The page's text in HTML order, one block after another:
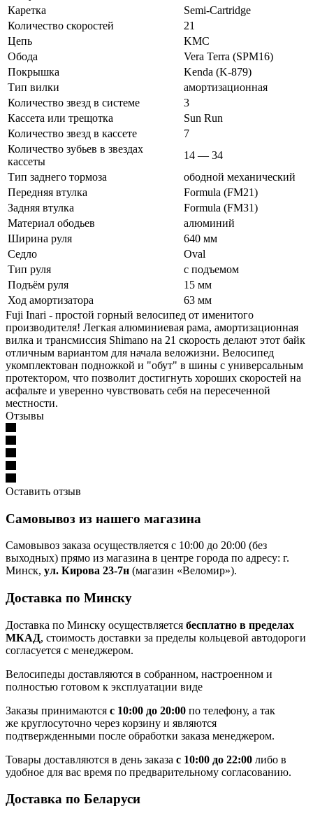
Каретка
Semi-Cartridge
Количество скоростей
21
Цепь
KMC
Обода
Vera Terra (SPM16)
Покрышка
Kenda (K-879)
Тип вилки
амортизационная
Количество звезд в системе
3
Кассета или трещотка
Sun Run
Количество звезд в кассете
7
Количество зубьев в звездах
кассеты
14 — 34
Тип заднего тормоза
ободной механический
Передняя втулка
Formula (FM21)
Задняя втулка
Formula (FM31)
Материал ободьев
алюминий
Ширина руля
640 мм
Седло
Oval
Тип руля
с подъемом
Подъём руля
15 мм
Ход амортизатора
63 мм
Fuji Inari - простой горный велосипед от именитого
производителя! Легкая алюминиевая рама, амортизационная
вилка и трансмиссия Shimano на 21 скорость делают этот байк
отличным вариантом для начала веложизни. Велосипед
укомплектован подножкой и "обут" в шины с универсальным
протектором, что позволит достигнуть хороших скоростей на
асфальте и уверенно чувствовать себя на пересеченной
местности.
Отзывы
Оставить отзыв
Самовывоз из нашего магазина
Самовывоз заказа осуществляется с 10:00 до 20:00 (без
выходных) прямо из магазина в центре города по адресу: г.
Минск, ул. Кирова 23-7н (магазин «Веломир»).
Доставка по Минску
Доставка по Минску осуществляется бесплатно в пределах
МКАД, стоимость доставки за пределы кольцевой автодороги
согласуется с менеджером.
Велосипеды доставляются в собранном, настроенном и
полностью готовом к эксплуатации виде
Заказы принимаются с 10:00 до 20:00 по телефону, а так
же круглосуточно через корзину и являются
подтвержденными после обработки заказа менеджером.
Товары доставляются в день заказа с 10:00 до 22:00 либо в
удобное для вас время по предварительному согласованию.
Доставка по Беларуси